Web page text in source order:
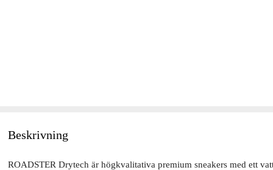
Beskrivning
ROADSTER Drytech är högkvalitativa premium sneakers med ett